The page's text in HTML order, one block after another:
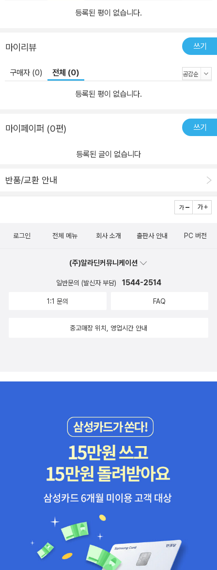
등록된 평이 없습니다.
마이리뷰 쓰기
구매자 (0) 전체 (0)
등록된 평이 없습니다.
마이페이퍼 (0편) 쓰기
등록된 글이 없습니다
반품/교환 안내
로그인 전체 메뉴 회사 소개 출판사 안내 PC 버전
(주)알라딘커뮤니케이션
일반문의 (발신자 부담) 1544-2514
1:1 문의 FAQ
중고매장 위치, 영업시간 안내